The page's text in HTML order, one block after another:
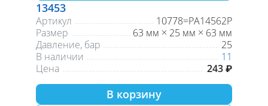
13453
Артикул
10778=РА14562Р
Размер
63 мм × 25 мм × 63 мм
Давление, бар
25
В наличии
11
Цена
243 ₽
В корзину